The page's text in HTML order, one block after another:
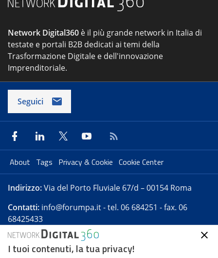
Network Digital360 è il più grande network in Italia di
testate e portali B2B dedicati ai temi della
Trasformazione Digitale e dell'innovazione
Imprenditoriale.
Seguici
About Tags Privacy & Cookie Cookie Center
Indirizzo:Via del Porto Fluviale 67/d – 00154 Roma
Contatti: info@forumpa.it- tel. 06 684251 - fax. 06
68425433
Forumpa.itè una pubblicazione telematica iscritta
I tuoi contenuti, la tua privacy!